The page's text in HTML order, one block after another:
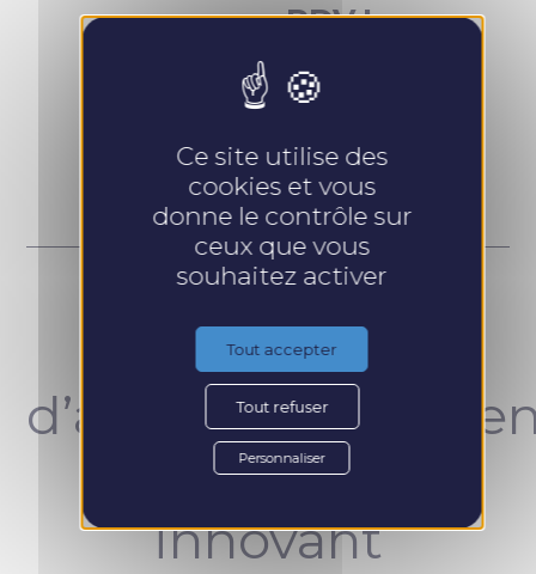
prenez RDV !
Un concept
unique et
innovant
Ce site utilise des
cookies et vous
donne le contrôle sur
ceux que vous
souhaitez activer
Tout accepter
Tout refuser
Personnaliser